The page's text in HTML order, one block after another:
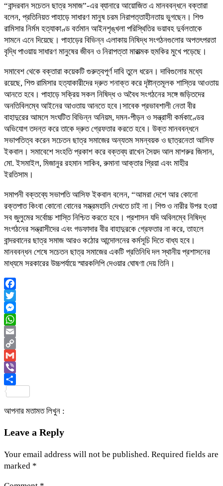
“বান্দরবান সচেতন ছাত্র সমাজ”-এর ব্যানারে আয়োজিত এ মানববন্ধনে বক্তারা
বলেন, প্রতিনিয়ত পাহাড়ে সাধারণ মানুষ চরম নিরাপত্তাহীনতায় ভুগছেন। শিশু
রামিসার নির্মম হত্যাকাণ্ড বর্তমান আইনশৃঙ্খলা পরিস্থিতির ভয়াবহ দুর্বলতাকে
সামনে এনে দিয়েছে। পাহাড়ের বিভিন্ন এলাকায় নিষিদ্ধ সংগঠনগুলোর অপতৎপরতা
বৃদ্ধি পাওয়ায় সাধারণ মানুষের জীবন ও নিরাপত্তা মারাত্মক হুমকির মুখে পড়েছে।
সমাবেশ থেকে বক্তারা কয়েকটি গুরুত্বপূর্ণ দাবি তুলে ধরেন। দাবিগুলোর মধ্যে
রয়েছে, শিশু রামিসার হত্যাকারীদের দ্রুত শনাক্ত করে দৃষ্টান্তমূলক শাস্তির আওতায়
আনতে হবে। পাহাড়ে সক্রিয় সকল নিষিদ্ধ ও অবৈধ সংগঠনের সঙ্গে জড়িতদের
অনতিবিলম্বে আইনের আওতায় আনতে হবে।সাবেক প্রভাবশালী নেতা বীর
বাহাদুরের আমলে সংঘটিত বিভিন্ন অনিয়ম, দমন-পীড়ন ও সন্ত্রাসী কর্মকাণ্ডের
অভিযোগ তদন্ত করে তাকে দ্রুত গ্রেফতার করতে হবে। উক্ত মানববন্ধনে
সভাপতিত্ব করেন সচেতন ছাত্র সমাজের অন্যতম সমন্বয়ক ও ছাত্রনেতা আসিফ
ইকবাল। সমাবেশে সংহতি প্রকাশ করে বক্তব্য রাখেন সৈয়দ আল মাশরুর জিসান,
মো. ইসমাইল, মিজানুর রহমান সাকিব, রুমানা আক্তার প্রিয়া এবং মাহীর
ইরতিসাম।
সমাপনী বক্তব্যে সভাপতি আসিফ ইকবাল বলেন, “আমরা দেশে আর কোনো
রক্তপাত কিংবা কোনো বোনের সম্ভ্রমহানি দেখতে চাই না। শিশু ও নারীর উপর হওয়া
সব জুলুমের সর্বোচ্চ শাস্তি নিশ্চিত করতে হবে। প্রশাসন যদি অবিলম্বে নিষিদ্ধ
সংগঠনের সন্ত্রাসীদের এবং গডফাদার বীর বাহাদুরকে গ্রেফতার না করে, তাহলে
বান্দরবানের ছাত্র সমাজ আরও কঠোর আন্দোলনের কর্মসূচি দিতে বাধ্য হবে।
মানববন্ধন শেষে সচেতন ছাত্র সমাজের একটি প্রতিনিধি দল স্থানীয় প্রশাসনের
মাধ্যমে সরকারের উচ্চপর্যায়ে স্মারকলিপি দেওয়ার ঘোষণা দেয় তিনি।
Facebook
Twitter
Messenger
WhatsApp
Email
Copy
Link
Gmail
Viber
আপনার মতামত লিখুন :
Leave a Reply
Your email address will not be published. Required fields are
marked *